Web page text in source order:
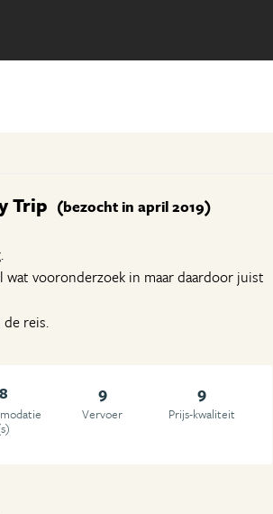
Trip (bezocht in april 2019)
vooronderzoek in maar daardoor juist
reis.
8 9
Vervoer
9
Prijs-kwaliteit